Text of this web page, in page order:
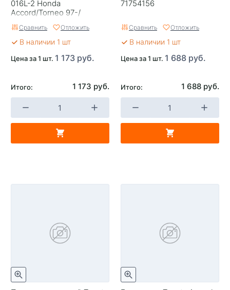
016L-2 Honda
Accord/Torneo 97-/
Сравнить Отложить
В наличии 1 шт
Цена за 1 шт. 1 173 руб.
Итого: 1 173 руб.
71754156
Сравнить Отложить
В наличии 1 шт
Цена за 1 шт. 1 688 руб.
Итого: 1 688 руб.